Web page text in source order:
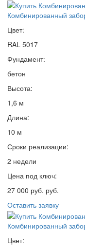
Комбинированный
Цвет:
RAL 5017
Фундамент:
бетон
Высота:
1,6 м
Длина:
10 м
Сроки реализации:
2 недели
Цена под ключ:
27 000 руб. руб.
Оставить заявку
Комбинированный
Цвет: